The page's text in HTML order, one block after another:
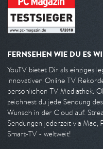
FERNSEHEN WIE DU ES
YouTV bietet Dir als einziges
innovativen Online TV
persönlichen TV Mediathek.
zeichnest du jede Sendung
Wunsch in der Cloud auf.
Sendungen jederzeit via Mac,
Smart-TV - weltweit!